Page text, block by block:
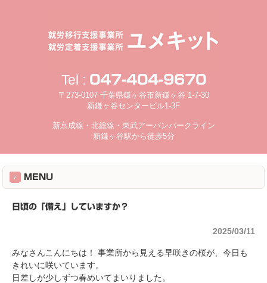
Tel : 047-404-9670
〒273-0107 千葉県鎌ヶ谷市新鎌ヶ谷 1-7-30
新鎌ヶ谷センタービル1-3F
新京成線・北総線・東武アーバンパークライン
新鎌ヶ谷駅から徒歩5分
MENU
日頃の「備え」していますか？
2025/03/11
みなさんこんにちは！ 事業所から見える早咲きの桜が、今日も
きれいに咲いています。
日差しが少しずつ春めいてまいりました。